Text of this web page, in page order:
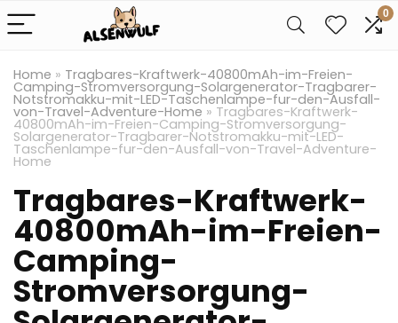
0
Home » Tragbares-Kraftwerk-40800mAh-im-Freien-
Camping-Stromversorgung-Solargenerator-Tragbarer-
Notstromakku-mit-LED-Taschenlampe-fur-den-Ausfall-
von-Travel-Adventure-Home » Tragbares-Kraftwerk-
40800mAh-im-Freien-Camping-Stromversorgung-
Solargenerator-Tragbarer-Notstromakku-mit-LED-
Taschenlampe-fur-den-Ausfall-von-Travel-Adventure-
Home
Tragbares-Kraftwerk-
40800mAh-im-Freien-
Camping-
Stromversorgung-